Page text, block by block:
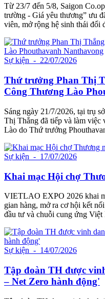
Từ 23/7 đến 5/8, Saigon
trường - Giá yêu thương” ưu
viên, mở rộng hệ sinh thái đổi
Sự kiện - 22/07/2026
Thứ trưởng Phan Thị
Công Thương Lào
Sáng ngày 21/7/2026, tại trụ
Thị Thắng đã tiếp và làm
Lào do Thứ trưởng
Sự kiện - 17/07/2026
Khai mạc Hội chợ
VIETLAO EXPO 2026 khai
gian hàng, mở ra cơ hội kết
đầu tư và chuỗi cung ứng Việt
Sự kiện - 14/07/2026
Tập đoàn TH được
– Net Zero hành động'